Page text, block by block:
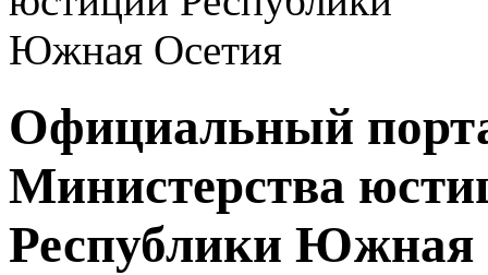
Официальный
Министерства
Республики Южная